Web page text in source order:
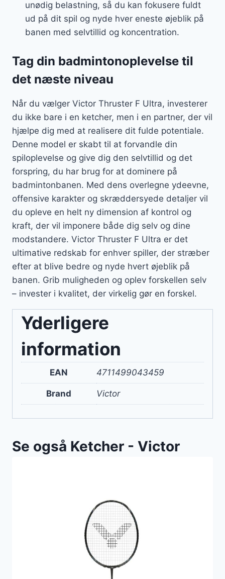
unødig belastning, så du kan fokusere fuldt
ud på dit spil og nyde hver eneste øjeblik på
banen med selvtillid og koncentration.
Tag din badmintonoplevelse til
det næste niveau
Når du vælger Victor Thruster F Ultra, investerer
du ikke bare i en ketcher, men i en partner, der vil
hjælpe dig med at realisere dit fulde potentiale.
Denne model er skabt til at forvandle din
spiloplevelse og give dig den selvtillid og det
forspring, du har brug for at dominere på
badmintonbanen. Med dens overlegne ydeevne,
offensive karakter og skræddersyede detaljer vil
du opleve en helt ny dimension af kontrol og
kraft, der vil imponere både dig selv og dine
modstandere. Victor Thruster F Ultra er det
ultimative redskab for enhver spiller, der stræber
efter at blive bedre og nyde hvert øjeblik på
banen. Grib muligheden og oplev forskellen selv
– invester i kvalitet, der virkelig gør en forskel.
Yderligere
information
EAN 4711499043459
Brand Victor
Se også Ketcher - Victor